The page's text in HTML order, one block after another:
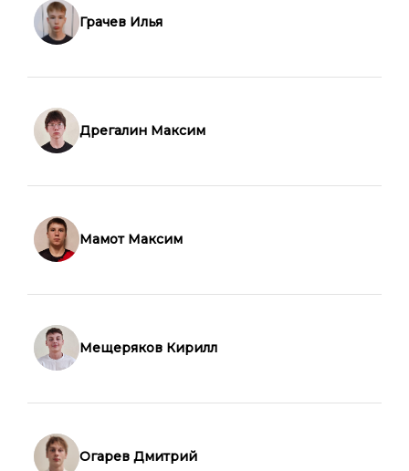
Грачев Илья
Дрегалин Максим
Мамот Максим
Мещеряков Кирилл
Огарев Дмитрий